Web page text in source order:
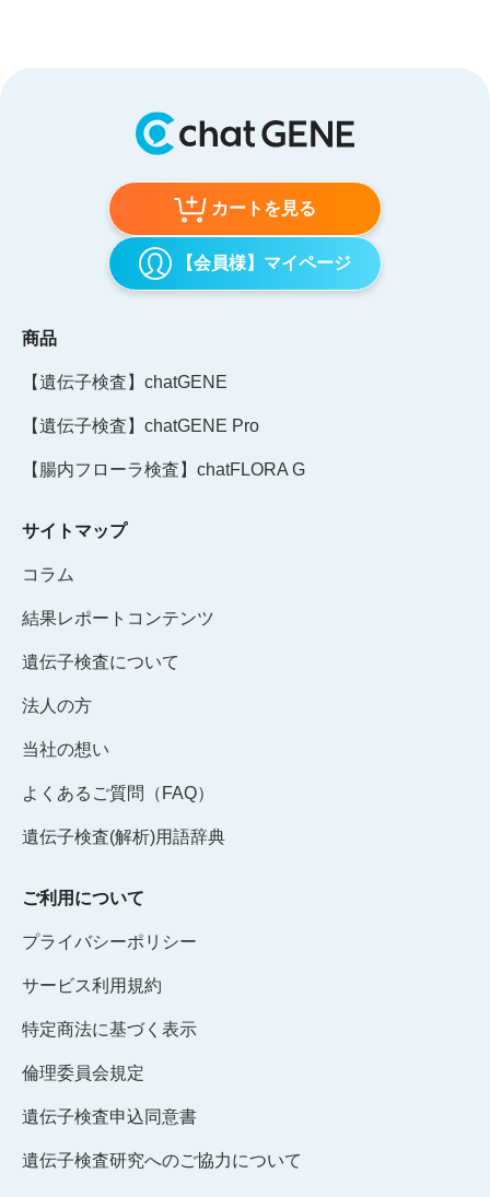
カートを見る
【会員様】マイページ
商品
【遺伝子検査】chatGENE
【遺伝子検査】chatGENE Pro
【腸内フローラ検査】chatFLORA G
サイトマップ
コラム
結果レポートコンテンツ
遺伝子検査について
法人の方
当社の想い
よくあるご質問（FAQ）
遺伝子検査(解析)用語辞典
ご利用について
プライバシーポリシー
サービス利用規約
特定商法に基づく表示
倫理委員会規定
遺伝子検査申込同意書
遺伝子検査研究へのご協力について